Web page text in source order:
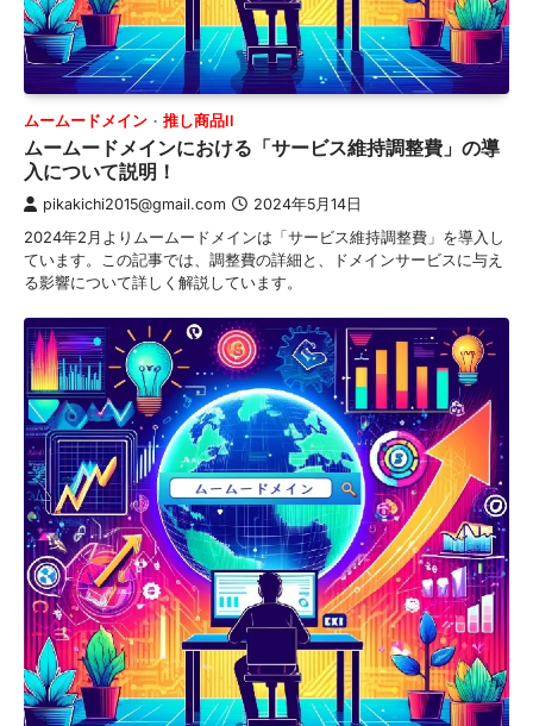
ムームードメイン 推し商品II
ムームードメインにおける「サービス維持調整費」の導
入について説明！
pikakichi2015@gmail.com 2024年5月14日
2024年2月よりムームードメインは「サービス維持調整費」を導入し
ています。この記事では、調整費の詳細と、ドメインサービスに与え
る影響について詳しく解説しています。